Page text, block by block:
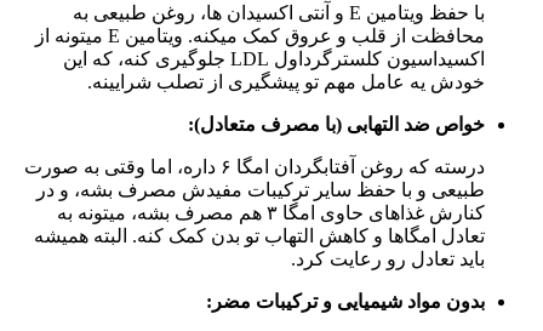
با حفظ ویتامین E و آنتی اکسیدان ها، روغن طبیعی به
محافظت از قلب و عروق کمک میکنه. ویتامین E میتونه از
اکسیداسیون کلسترگرداول LDL جلوگیری کنه، که این
خودش یه عامل مهم تو پیشگیری از تصلب شرایینه.
خواص ضد التهابی (با مصرف متعادل):
درسته که روغن آفتابگردان امگا ۶ داره، اما وقتی به صورت
طبیعی و با حفظ سایر ترکیبات مفیدش مصرف بشه، و در
کنارش غذاهای حاوی امگا ۳ هم مصرف بشه، میتونه به
تعادل امگاها و کاهش التهاب تو بدن کمک کنه. البته همیشه
باید تعادل رو رعایت کرد.
بدون مواد شیمیایی و ترکیبات مضر: